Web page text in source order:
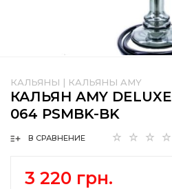
КАЛЬЯНЫ | КАЛЬЯНЫ AMY
КАЛЬЯН AMY DELUXE
064 PSMBK-BK
В СРАВНЕНИЕ
3 220 грн.